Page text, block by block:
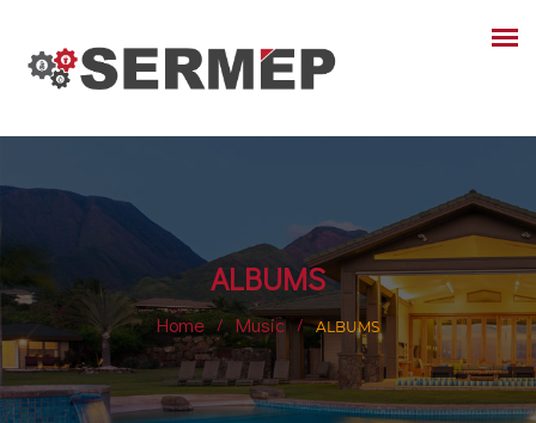
ALBUMS
Home Music ALBUMS